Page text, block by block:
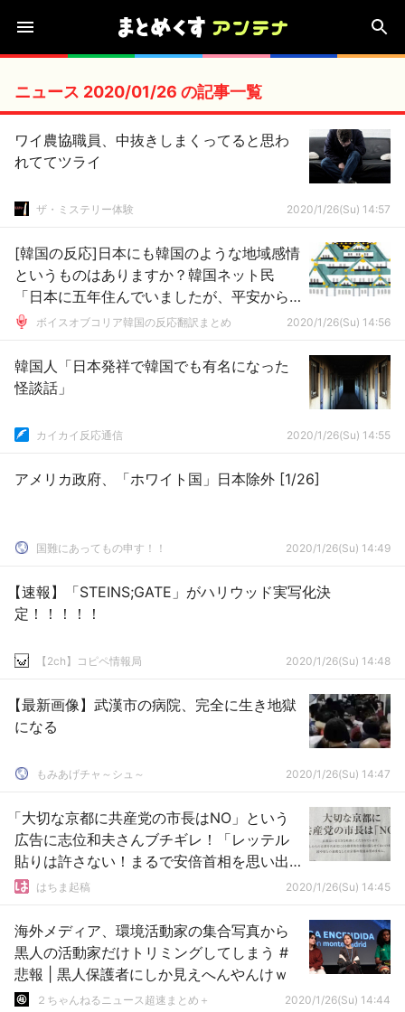
ニュース 2020/01/26 の記事一覧
ワイ農協職員、中抜きしまくってると思わ
れててツライ
ザ・ミステリー体験 2020/1/26(Su) 14:57
[韓国の反応]日本にも韓国のような地域感情
というものはありますか？韓国ネット民
「日本に五年住んでいましたが、平安から
の歴史を誇る京都と関西第一のと都市であ
ますね」
ボイスオブコリア韓国の反応翻訳まとめ 2020/1/26(Su) 14:56
韓国人「日本発祥で韓国でも有名になった
怪談話」
カイカイ反応通信 2020/1/26(Su) 14:55
アメリカ政府、「ホワイト国」日本除外 [1/26]
国難にあってもの申す！！ 2020/1/26(Su) 14:49
【速報】「STEINS;GATE」がハリウッド実写化決
定！！！！！
【2ch】コピペ情報局 2020/1/26(Su) 14:48
【最新画像】武漢市の病院、完全に生き地獄
になる
もみあげチャ～シュ～ 2020/1/26(Su) 14:47
「大切な京都に共産党の市長はNO」という
広告に志位和夫さんブチギレ！「レッテル
貼りは許さない！まるで安倍首相を思い出
す」はちま起稿 2020/1/26(Su) 14:45
海外メディア、環境活動家の集合写真から
黒人の活動家だけトリミングしてしまう #
悲報 | 黒人保護者にしか見えへんやんけｗ
２ちゃんねるニュース超速まとめ＋ 2020/1/26(Su) 14:44